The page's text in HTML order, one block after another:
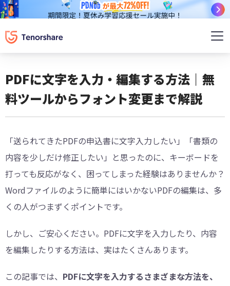
PDFに文字を入力・編集する方法｜無
料ツールからフォント変更まで解説
「送られてきたPDFの申込書に文字入力したい」「書類の
内容を少しだけ修正したい」と思ったのに、キーボードを
打っても反応がなく、困ってしまった経験はありませんか？
Wordファイルのように簡単にはいかないPDFの編集は、多
くの人がつまずくポイントです。
しかし、ご安心ください。PDFに文字を入力したり、内容
を編集したりする方法は、実はたくさんあります。
この記事では、 PDFに文字を入力するさまざまな方法を、